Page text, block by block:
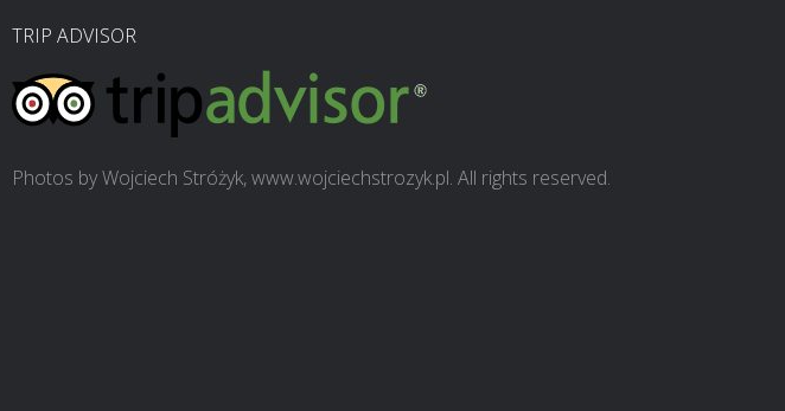
TRIP ADVISOR
Photos by Wojciech Stróżyk, www.wojciechstrozyk.pl. All rights reserved.